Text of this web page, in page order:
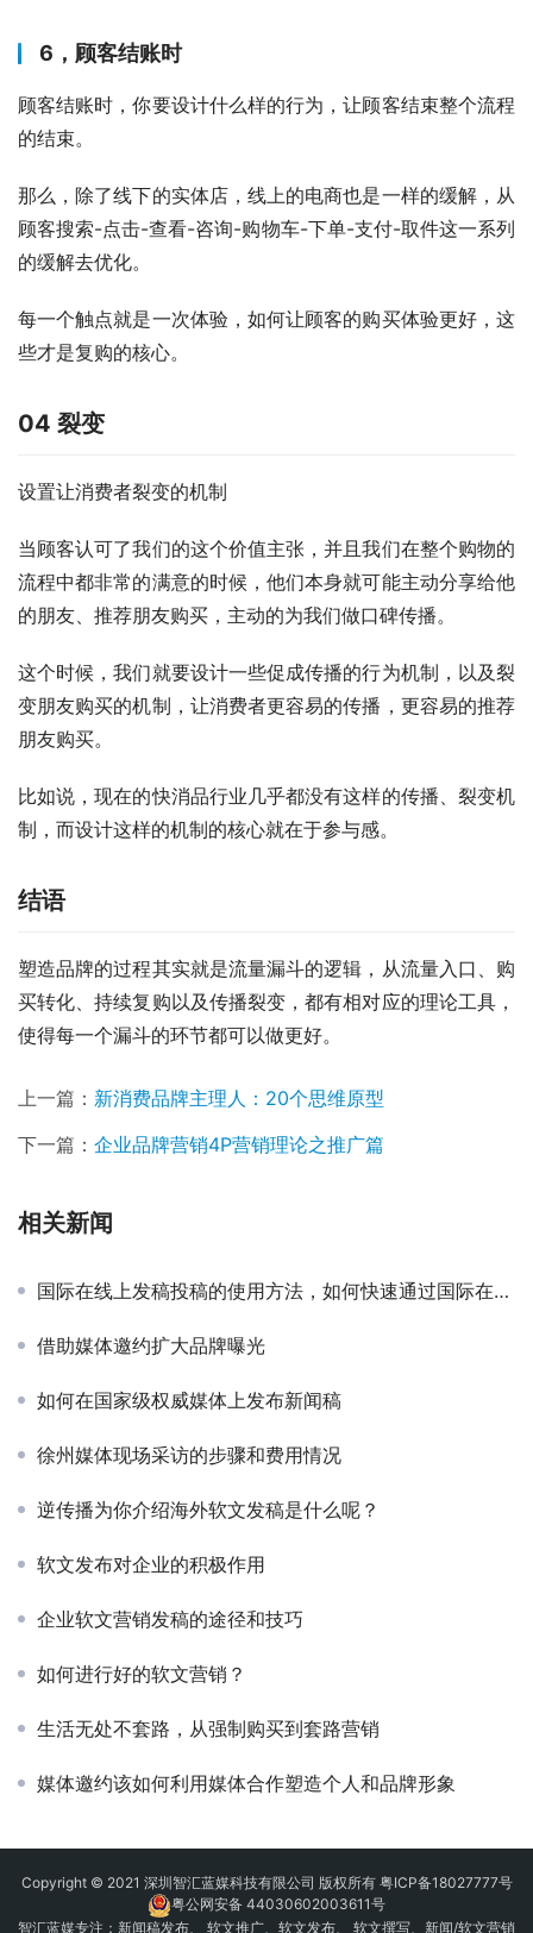
6，顾客结账时
顾客结账时，你要设计什么样的行为，让顾客结束整个流程
的结束。
那么，除了线下的实体店，线上的电商也是一样的缓解，从
顾客搜索-点击-查看-咨询-购物车-下单-支付-取件这一系列
的缓解去优化。
每一个触点就是一次体验，如何让顾客的购买体验更好，这
些才是复购的核心。
04 裂变
设置让消费者裂变的机制
当顾客认可了我们的这个价值主张，并且我们在整个购物的
流程中都非常的满意的时候，他们本身就可能主动分享给他
的朋友、推荐朋友购买，主动的为我们做口碑传播。
这个时候，我们就要设计一些促成传播的行为机制，以及裂
变朋友购买的机制，让消费者更容易的传播，更容易的推荐
朋友购买。
比如说，现在的快消品行业几乎都没有这样的传播、裂变机
制，而设计这样的机制的核心就在于参与感。
结语
塑造品牌的过程其实就是流量漏斗的逻辑，从流量入口、购
买转化、持续复购以及传播裂变，都有相对应的理论工具，
使得每一个漏斗的环节都可以做更好。
上一篇： 新消费品牌主理人：20个思维原型
下一篇： 企业品牌营销4P营销理论之推广篇
相关新闻
国际在线上发稿投稿的使用方法，如何快速通过国际在线发稿来提升品牌
借助媒体邀约扩大品牌曝光
如何在国家级权威媒体上发布新闻稿
徐州媒体现场采访的步骤和费用情况
逆传播为你介绍海外软文发稿是什么呢？
软文发布对企业的积极作用
企业软文营销发稿的途径和技巧
如何进行好的软文营销？
生活无处不套路，从强制购买到套路营销
媒体邀约该如何利用媒体合作塑造个人和品牌形象
Copyright © 2021 深圳智汇蓝媒科技有限公司 版权所有 粤ICP备18027777号
粤公网安备 44030602003611号
智汇蓝媒专注： 新闻稿发布 软文推广 软文发布 、 软文撰写、新闻/软文营销